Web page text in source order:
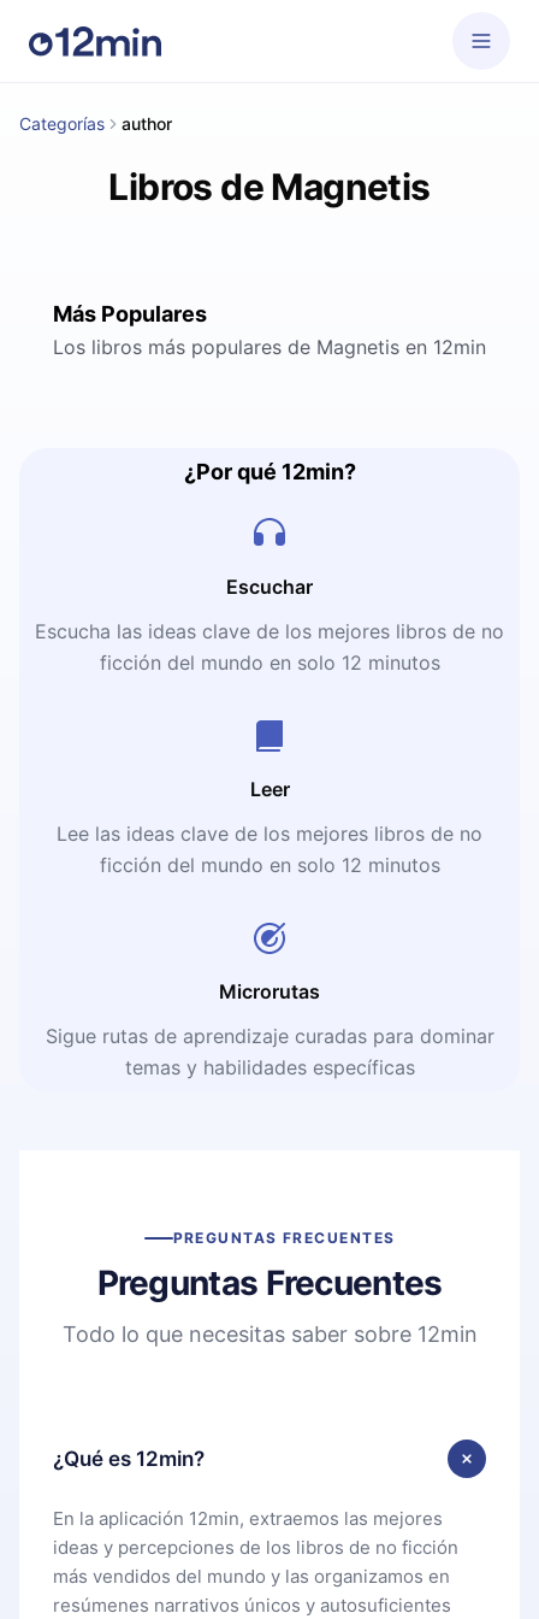
Categorías author
Libros de Magnetis
Más Populares
Los libros más populares de Magnetis en 12min
¿Por qué 12min?
Escuchar
Escucha las ideas clave de los mejores libros de no
ficción del mundo en solo 12 minutos
Leer
Lee las ideas clave de los mejores libros de no
ficción del mundo en solo 12 minutos
Microrutas
Sigue rutas de aprendizaje curadas para dominar
temas y habilidades específicas
PREGUNTAS FRECUENTES
Preguntas Frecuentes
Todo lo que necesitas saber sobre 12min
¿Qué es 12min?
En la aplicación 12min, extraemos las mejores
ideas y percepciones de los libros de no ficción
más vendidos del mundo y las organizamos en
resúmenes narrativos únicos y autosuficientes